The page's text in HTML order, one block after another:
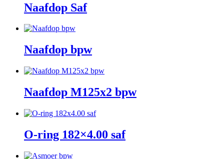
Naafdop Saf
Naafdop bpw
Naafdop M125x2 bpw
O-ring 182×4.00 saf